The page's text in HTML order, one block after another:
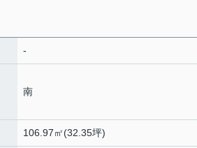
-
南
106.97㎡(32.35坪)